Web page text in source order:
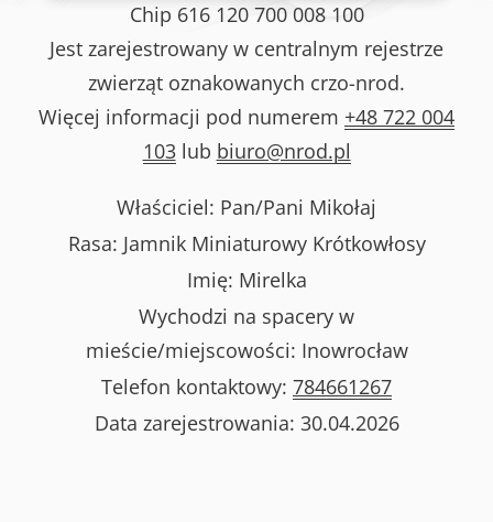
Chip 616 120 700 008 100
Jest zarejestrowany w centralnym rejestrze
zwierząt oznakowanych crzo-nrod.
Więcej informacji pod numerem +48 722 004
103lub biuro@nrod.pl
Właściciel: Pan/Pani Mikołaj
Rasa: Jamnik Miniaturowy Krótkowłosy
Imię: Mirelka
Wychodzi na spacery w
mieście/miejscowości: Inowrocław
Telefon kontaktowy: 784661267
Data zarejestrowania: 30.04.2026